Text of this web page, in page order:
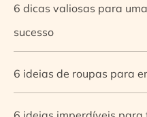
6 dicas valiosas para
sucesso
6 ideias de roupas para